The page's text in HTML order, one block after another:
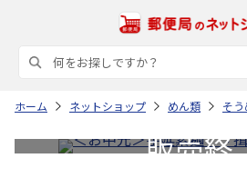
ホーム ネットショップ めん類 そ